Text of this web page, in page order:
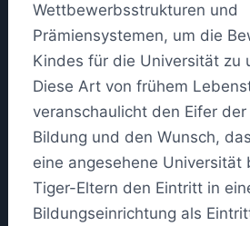
Wettbewerbsstrukturen und
Prämiensystemen, um die
Kindes für die Universität zu
Diese Art von frühem
veranschaulicht den Eifer
Bildung und den Wunsch,
eine angesehene Universität
Tiger-Eltern den Eintritt in
Bildungseinrichtung als